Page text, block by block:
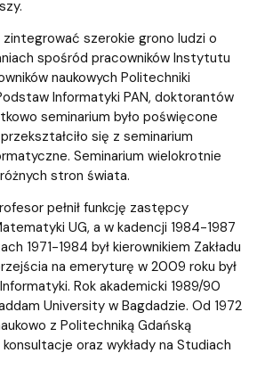
zintegrować szerokie grono ludzi o
spośród pracowników Instytutu
naukowych Politechniki
Informatyki PAN, doktorantów
seminarium było poświęcone
się z seminarium
Seminarium wielokrotnie
stron świata.
pełnił funkcję zastępcy
UG, a w kadencji 1984-1987
1971-1984 był kierownikiem Zakładu
na emeryturę w 2009 roku był
Rok akademicki 1989/90
University w Bagdadzie. Od 1972
z Politechniką Gdańską
oraz wykłady na Studiach